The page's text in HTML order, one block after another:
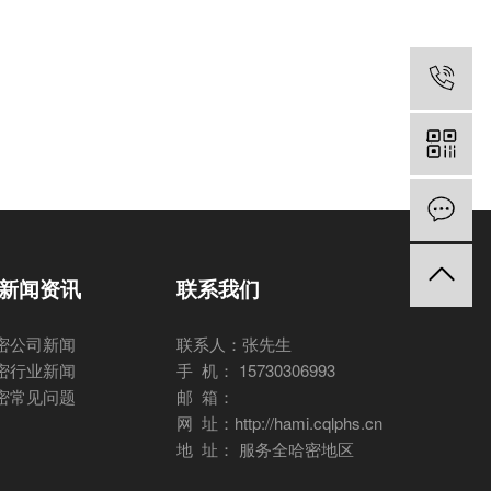
闻资讯
公司新闻
行业新闻
常见问题
联系我们
联系人：张先生
手 机： 15730306993
邮 箱：
网 址：http://hami.cqlphs.cn
地 址： 服务全哈密地区